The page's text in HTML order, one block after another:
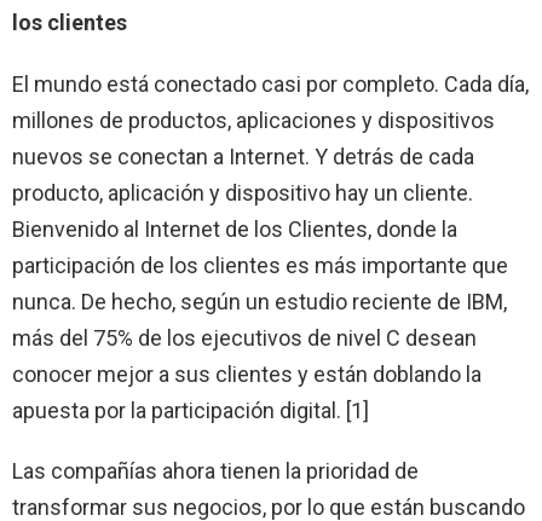
los clientes
El mundo está conectado casi por completo. Cada día,
millones de productos, aplicaciones y dispositivos
nuevos se conectan a Internet. Y detrás de cada
producto, aplicación y dispositivo hay un cliente.
Bienvenido al Internet de los Clientes, donde la
participación de los clientes es más importante que
nunca. De hecho, según un estudio reciente de IBM,
más del 75% de los ejecutivos de nivel C desean
conocer mejor a sus clientes y están doblando la
apuesta por la participación digital. [1]
Las compañías ahora tienen la prioridad de
transformar sus negocios, por lo que están buscando